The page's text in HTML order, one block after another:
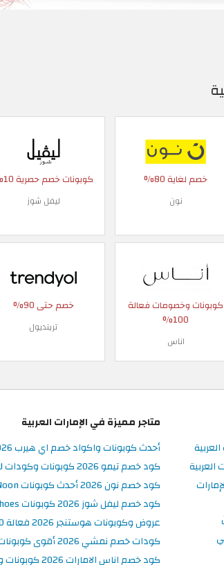
خصم لغاية 80%
نون
كوبونات خصم حصرية 10%
ليفل شوز
كوبونات وخصومات فعالة
100%
اناس
خصم حتى 90%
ترينديول
العربية
متاجر مميزة في الإمارات العربية
أحدث كوبونات واكواد خصم اي هيرب 2026 حتى 50% في iHerb الامارات
كود خصم تيمو 2026 كوبونات وكودات TEMU حتى 90% على الطلبات
كود خصم نون 2026 أحدث كوبونات Noon حتى 80% على المنتجات
كود خصم ليفل شوز 2026 كوبونات Level Shoes الامارات فعالة 100%
عروض وكوبونات هوستنجر 2026 فعالة 100% في Hostinger الامارات
كودات خصم نمشي 2026 أقوى كوبونات Namshi الامارات فعالة ومحدثة
كود خصم اناس الامارات 2026 كوبونات وخصومات Ounass فعالة 100%